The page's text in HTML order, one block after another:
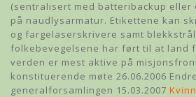
(sentralisert med batteribackup eller
på naudlysarmatur. Etikettene kan
og fargelaserskrivere samt
folkebevegelsene har ført til at land
verden er mest aktive på
konstituerende møte 26.06.2006
generalforsamlingen 15.03.2007